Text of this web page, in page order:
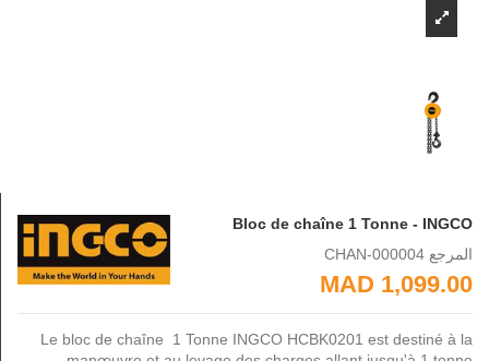
Bloc de chaîne 1 Tonne - INGCO
المرجع CHAN-000004
1,099.00 MAD
Le bloc de chaîne 1 Tonne INGCO HCBK0201 est destiné à la